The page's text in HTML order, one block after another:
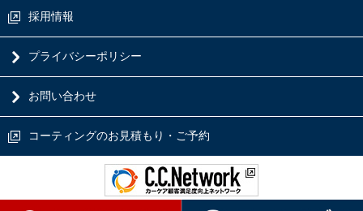
採用情報
プライバシーポリシー
お問い合わせ
コーティングのお見積もり・ご予約